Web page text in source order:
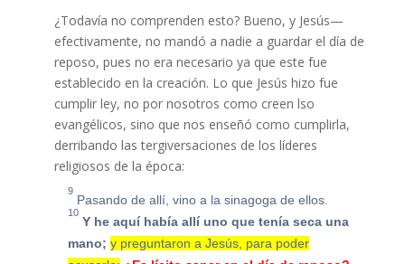
¿Todavía no comprenden esto? Bueno, y Jesús—
efectivamente, no mandó a nadie a guardar el día de
reposo, pues no era necesario ya que este fue
establecido en la creación. Lo que Jesús hizo fue
cumplir ley, no por nosotros como creen lso
evangélicos, sino que nos enseñó como cumplirla,
derribando las tergiversaciones de los líderes
religiosos de la época:
9
Pasando de allí, vino a la sinagoga de ellos.
10
Y he aquí había allí uno que tenía seca una
mano; y preguntaron a Jesús, para poder